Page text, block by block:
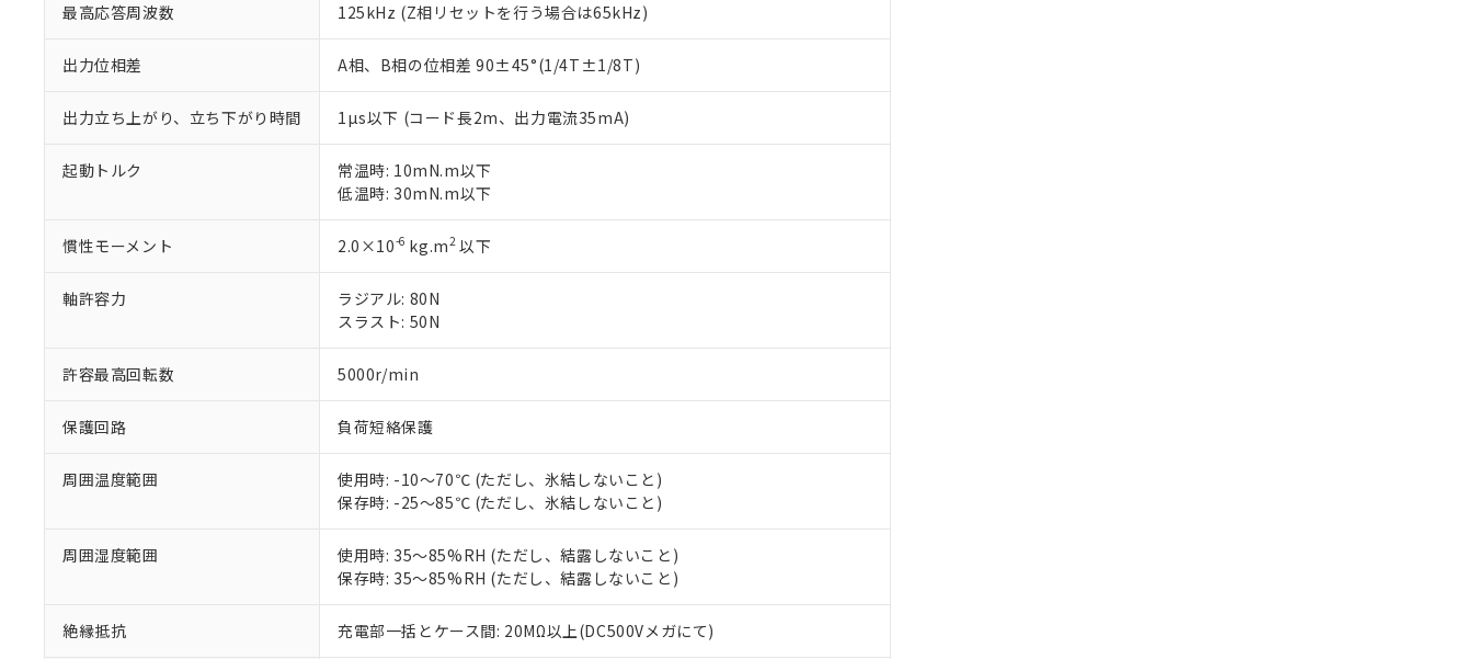
最高応答周波数 125kHz (Z相リセットを行う場合は65kHz)
出力位相差 A相、B相の位相差 90±45°(1/4T±1/8T)
出力立ち上がり、立ち下がり時間 1µs以下 (コード長2m、出力電流35mA)
起動トルク
常温時: 10mN.m以下
低温時: 30mN.m以下
慣性モーメント 2.0×10-6 kg.m2以下
軸許容力
ラジアル: 80N
スラスト: 50N
許容最高回転数 5000r/min
保護回路 負荷短絡保護
周囲温度範囲
使用時: -10～70℃ (ただし、氷結しないこと)
保存時: -25～85℃ (ただし、氷結しないこと)
周囲湿度範囲
使用時: 35～85%RH (ただし、結露しないこと)
保存時: 35～85%RH (ただし、結露しないこと)
絶縁抵抗 充電部一括とケース間: 20MΩ以上(DC500Vメガにて)
ご利用条件
以下の条件をお読みいただき、同意のうえご利用ください。
本サービスは、当社制御機器事業取扱商品の当社在庫状況および標準価格(税抜)を提供させていただ
当社制御機器事業取扱商品の中には、本サービスの対象外となる商品もあることをご了承ください。
在庫状況および標準価格照会結果は、記載している更新日時点での社内データに基づき作成されるも
のであり、閲覧された時点での実際の在庫および標準価格とは異なる場合があることをご了承くださ
い。
正式な納期状況および標準価格はお客様のお取引先、またはお客様担当のオムロン制御機器販売店・
当社販売員にご相談ください。
す。
マイパーツ機能（部品リスト作成サービス）をご利用いただくには、I-Webメンバーズにご登録され
ている必要があります。
お客様が当ウェブサイト上で当社にご登録された部品リストについて、当社および当社の共同利用者
が、当社の製品・サービスに関するお客様との取引・商談に必要な範囲で利用することをご了承くだ
さい。
※当社の共同利用者とは、"個人情報の共同利用に関して"
対応済み：EU RoHS指令（10物質）の非含有に対応した製品が提供可能な商品です。
対応予定：EU RoHS指令（10物質）の非含有に対応した製品に切り替える予定のある商品です。
対応予定なし：EU RoHS指令（10物質）の非含有に非対応の商品で、対応品を出す予定はありません。
調査・確認中：EU RoHS指令（10物質）の非含有の対応状況を調査中または確認中の商品です。
非該当品：ライセンス料など無形物で、有害物質有無と関係のない商品です。
仕入先様の事情により、非含有部品としていたものが、含有品と判明した場合などやむを得ず変更すること
があります。
鉛(Pb) 1000ppm以下、 水銀(Hg) 1000ppm以下、 カドミウム(Cd) 100ppm以下、
六価クロム(Cr(Ⅵ)) 1000ppm以下、ポリ臭化ビフェニル類(PBB) 1000ppm以下、ポリ臭化ジフェニルエーテル類(PBDE) 1000ppm以下、
フタル酸ビス(2-エチルヘキシル) (DEHP)(別名：DOP) 1000ppm以下、フタル酸ブチルベンジル（BBP） 1000ppm以下、フタル酸ジブチ
ル（DBP） 1000ppm以下、フタル酸ジイソブチル (DIBP) 1000ppm以下
但し、RoHS指令で産業用監視および制御機器に対する適用除外項目は除く。
フタル酸エステル類の４物質については閾値を超える意図的な使用がないことを確認しています。
※2 対応予定月
部品在庫の切り替え状況などにより、予定月が前後することがあります。
※3 非含有証明書ダウンロード
下記の非含有証明書をダウンロードすることができます。
EU RoHS指令（10物質）の非含有証明書
51物質の非含有証明書（当社基準）
※本証明書は発行日時点で非含有を証明するもので、過去に遡って非含有を証明するものではありません。
※1 中国RoHS○×表
「○」：最大均質材料含有率が中国RoHSの基準値以下であることを示します。
「×」：最大均質材料含有率が中国RoHSの基準値を超えていることを示します。
「－」：未確認です。当社販売部門へお問い合わせください。
*中国RoHS10物質の基準値 (GB/T26572)：
Cr(Ⅵ)(六価クロム) : 1000ppm、 PBBs(ポリ臭化ビフェニル類) : 1000ppm、 PBDEs(ポリ臭化ジフェニルエーテル類) : 1000ppm、
DBP(フタル酸ジブチル) : 1000ppm、 DIBP(フタル酸ジイソブチル) : 1000ppm、 BBP(フタル酸ブチルベンジル) : 1000ppm、
DEHP(フタル酸ビス(2-エチルヘキシル)) : 1000ppm
※2 環境保護使用期限
味します。
「－」：未確認です。当社販売部門へお問い合わせください。
う）を輸出または国外への提供する場合は、日本国政府の輸出許可(または役務取引許可)を取得する
などの必要な手続きをとります。
当社は規制貨物を破棄する場合は、完全に破砕するなど、違法に輸出されないよう必要な手段を講じ
ます。
当社は貴社製品を、核兵器、ミサイル、化学兵器、生物兵器またはその他武器並びにこれらの製造装
置等に一切使用いたしません。
当社は、貴社製品を第三者に販売する場合は、上記1、2および3の内容を当該第三者に通知します。
たしません。
合意する キャンセル
記
説明
○ 一定数以上の在庫あり
△
－
在庫なし(最新の在庫状況については、お客様のお取引先、またはお客様担当のオムロン制御
空
受注生産機種、また在庫状況の情報を公開していない機種